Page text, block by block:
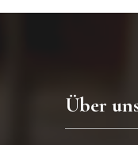
Über